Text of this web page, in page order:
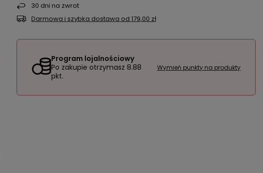
30 dni na zwrot
Darmowa i szybka dostawa od 179,00 zł
Program lojalnościowy
Po zakupie otrzymasz 8.88
pkt.
Wymień punkty na produkty